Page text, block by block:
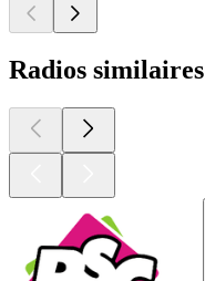
Radios similaires